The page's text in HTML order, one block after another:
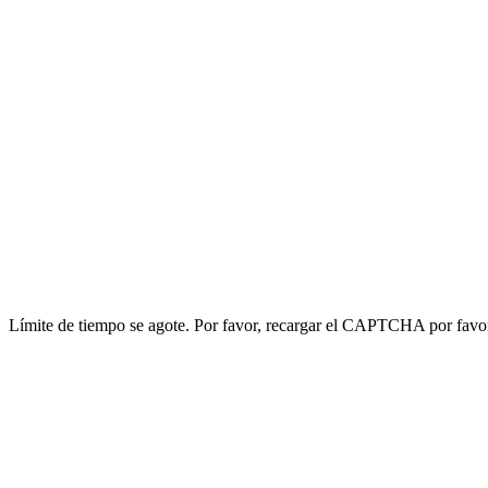
Límite de tiempo se agote. Por favor, recargar el CAPTCHA por